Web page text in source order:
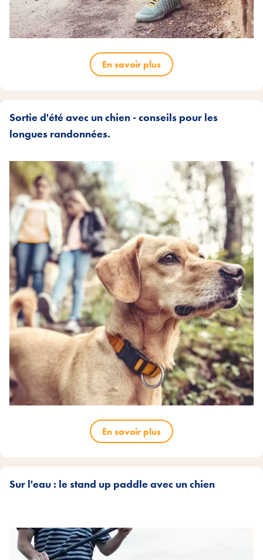
En savoir plus
Sortie d'été avec un chien - conseils pour les
longues randonnées.
En savoir plus
Sur l'eau : le stand up paddle avec un chien